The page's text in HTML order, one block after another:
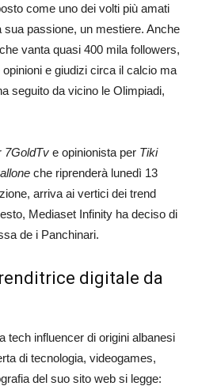
come uno dei volti più amati
sua passione, un mestiere. Anche
vanta quasi 400 mila followers,
e giudizi circa il calcio ma
seguito da vicino le Olimpiadi,
7GoldTv e opinionista per Tiki
che riprenderà lunedì 13
arriva ai vertici dei trend
Mediaset Infinity ha deciso di
de i Panchinari.
digitale da
tech influencer di origini albanesi
di tecnologia, videogames,
del suo sito web si legge: